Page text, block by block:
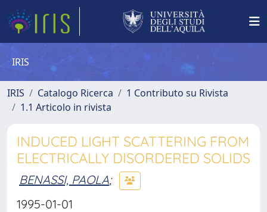
IRIS
IRIS Catalogo Ricerca
1 Contributo su Rivista
1.1 Articolo in rivista
INDUCED LIGHT SCATTERING FROM
ELECTRICALLY DISORDERED SOLIDS
BENASSI, PAOLA;
1995-01-01